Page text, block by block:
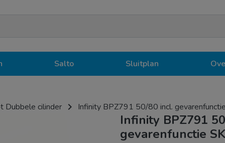
Salto Sluitplan
Dubbele cilinder navigate_next Infinity BPZ791 50/80 incl.
Infinity BPZ791
gevarenfunctie